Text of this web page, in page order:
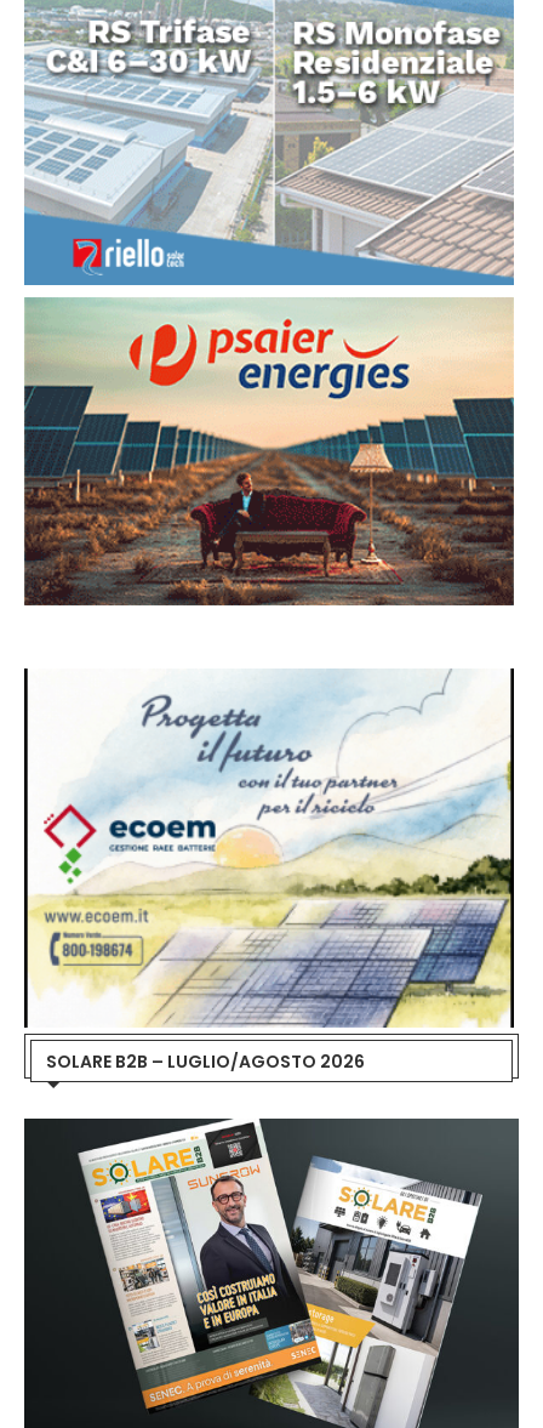
SOLARE B2B – LUGLIO/AGOSTO 2026